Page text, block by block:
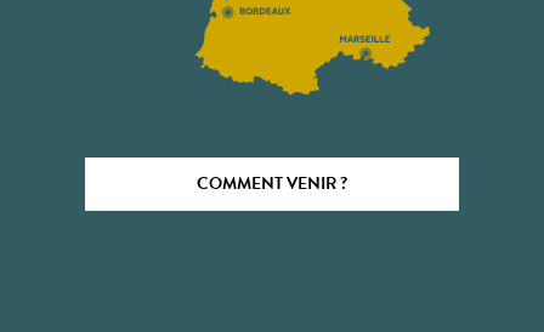
COMMENT VENIR ?